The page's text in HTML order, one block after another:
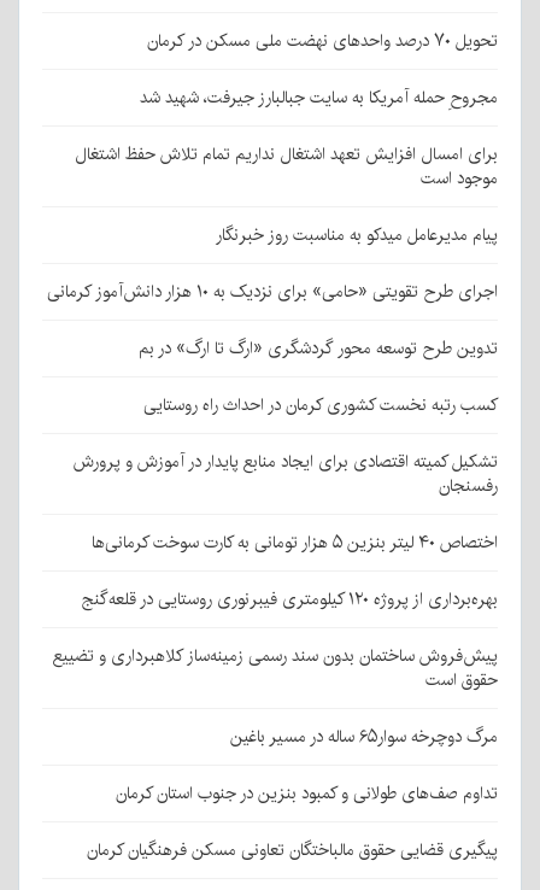
تحویل ۷۰ درصد واحدهای نهضت ملی مسکن در کرمان
مجروحِ حمله آمریکا به سایت جبالبارز جیرفت، شهید شد
برای امسال افزایش تعهد اشتغال نداریم تمام تلاش حفظ اشتغال
موجود است
پیام مدیرعامل میدکو به مناسبت روز خبرنگار
اجرای طرح تقویتی «حامی» برای نزدیک به ۱۰ هزار دانش‌آموز کرمانی
تدوین طرح توسعه محور گردشگری «ارگ تا ارگ» در بم
کسب رتبه نخست کشوری کرمان در احداث راه روستایی
تشکیل کمیته اقتصادی برای ایجاد منابع پایدار در آموزش و پرورش
رفسنجان
اختصاص ۴۰ لیتر بنزین ۵ هزار تومانی به کارت سوخت کرمانی‌ها
بهره‌برداری از پروژه ۱۲۰ کیلومتری فیبرنوری روستایی در قلعه‌گنج
پیش‌فروش ساختمان بدون سند رسمی زمینه‌ساز کلاهبرداری و تضییع
حقوق است
مرگ دوچرخه سوار۶۵ ساله در مسیر باغین
تداوم صف‌های طولانی و کمبود بنزین در جنوب استان کرمان
پیگیری قضایی حقوق مالباختگان تعاونی مسکن فرهنگیان کرمان